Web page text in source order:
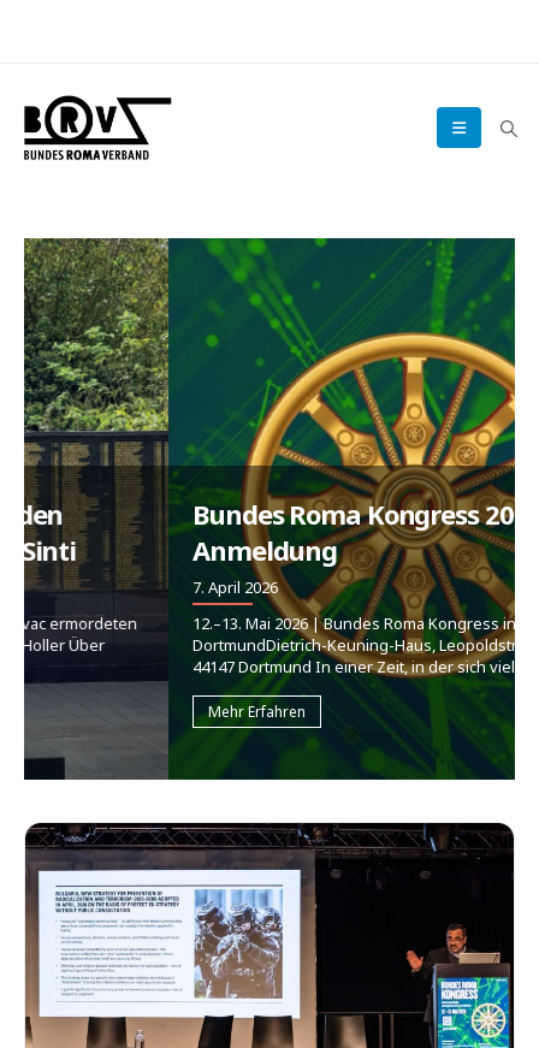
Bundes Roma Kongress 2026
Anmeldung
7. April 2026
12.–13. Mai 2026 | Bundes Roma Kongress in
DortmundDietrich-Keuning-Haus, Leopoldstraße 50-58,
44147 Dortmund In einer Zeit, in der sich viele...